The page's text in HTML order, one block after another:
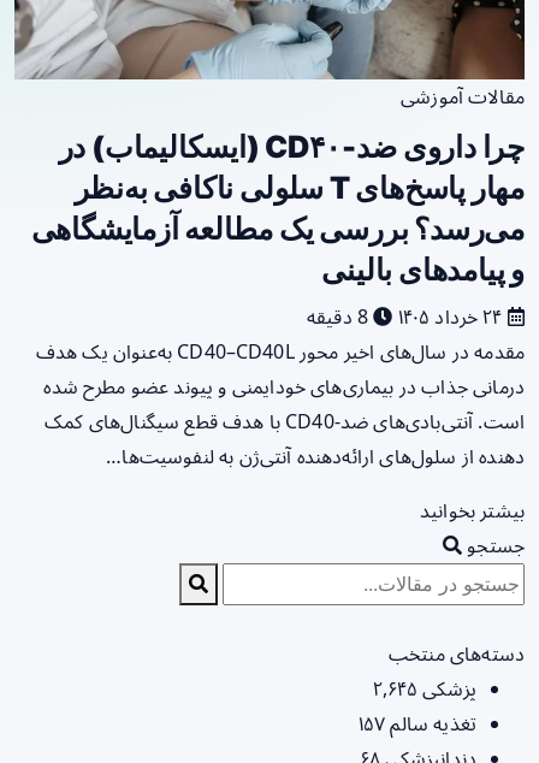
مقالات آموزشی
چرا داروی ضد‑CD۴۰ (ایسکالیماب) در
مهار پاسخ‌های T سلولی ناکافی به‌نظر
می‌رسد؟ بررسی یک مطالعه آزمایشگاهی
و پیامدهای بالینی
8 دقیقه
مقدمه در سال‌های اخیر محور CD40–CD40L به‌عنوان یک هدف
درمانی جذاب در بیماری‌های خودایمنی و پیوند عضو مطرح شده
است. آنتی‌بادی‌های ضد‑CD40 با هدف قطع سیگنال‌های کمک
دهنده از سلول‌های ارائه‌دهنده آنتی‌ژن به لنفوسیت‌ها…
بیشتر بخوانید
جستجو
دسته‌های منتخب
پزشکی ۲,۶۴۵
تغذیه سالم۱۵۷